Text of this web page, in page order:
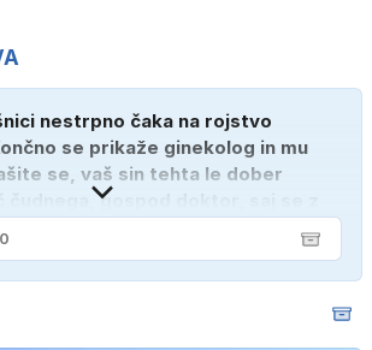
nestrpno čaka na rojstvo
se prikaže ginekolog in mu
se, vaš sin tehta le dober
čudnega, gospod doktor, saj se z
tri mesece."